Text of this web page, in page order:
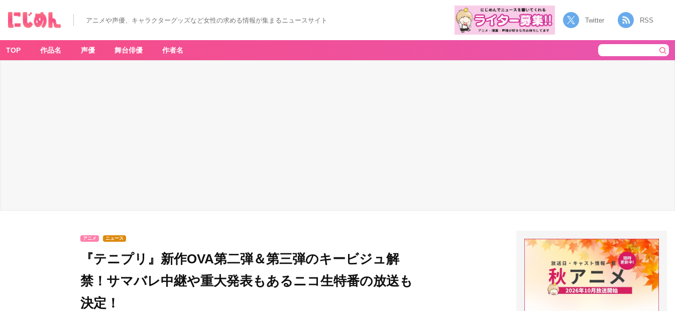
アニメや声優、キャラクターグッズなど女性の求める情報が集まるニュースサイト Twitter RSS
TOP 作品名 声優 舞台俳優 作者名
アニメ ニュース
『テニプリ』新作OVA第二弾＆第三弾のキービジュ解
禁！サマバレ中継や重大発表もあるニコ生特番の放送も
決定！